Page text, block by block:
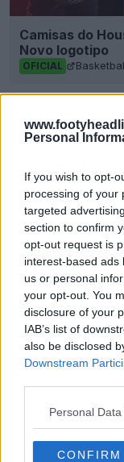
Personal
If you wish to opt-
processing of your
targeted
section to confirm
opt-out request is
interest-based ads
us or personal
your opt-out. You
disclosure of your
IAB’s list of
also be disclosed
Downstream
Personal
CONFIRM
Camisas do
Novo logotipo
OFICIAL